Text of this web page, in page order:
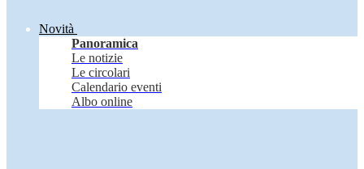
Novità
Panoramica
Le notizie
Le circolari
Calendario eventi
Albo online